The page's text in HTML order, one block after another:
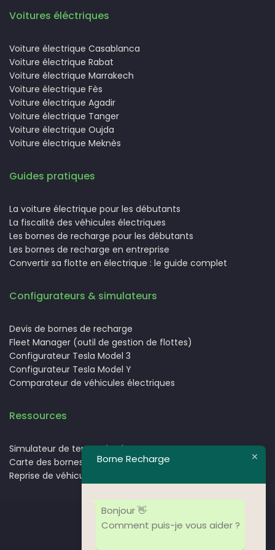
Voitures éléctriques
Voiture électrique Casablanca
Voiture électrique Rabat
Voiture électrique Marrakech
Voiture électrique Fès
Voiture électrique Agadir
Voiture électrique Tanger
Voiture électrique Oujda
Voiture électrique Meknès
Guides pratiques
La voiture électrique pour les débutants
La fiscalité des véhicules électriques
Les bornes de recharge pour les débutants
Les bornes de recharge en entreprise
Convertir sa flotte en électrique : le guide complet
Configurateurs & simulateurs
Devis de bornes de recharge
Fleet Manager (outil de gestion de flottes)
Configurateur Tesla Model 3
Configurateur Tesla Model Y
Comparateur de véhicules électriques
Ressources
Simulateur de temps de charge.
Carte des bornes de recharge pour voitures électriques
Reprise de véhicules électriques
Nos partenaires
Borne Recharge
Bonjour 👋
Comment puis-je vous aider ?